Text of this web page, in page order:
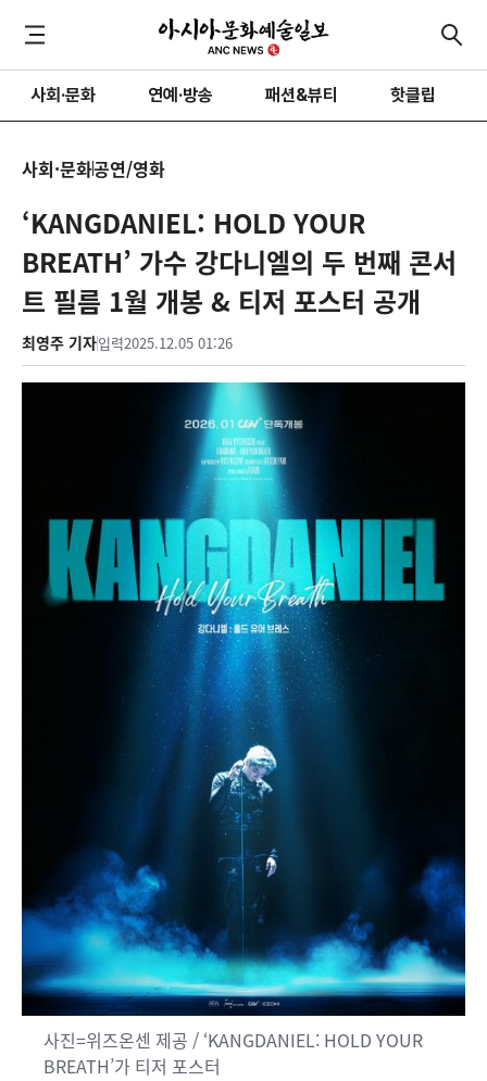
사회·문화 연예·방송 패션&뷰티 핫클립
사회·문화공연/영화
‘KANGDANIEL: HOLD YOUR
BREATH’ 가수 강다니엘의 두 번째 콘서
트 필름 1월 개봉 & 티저 포스터 공개
최영주 기자입력2025.12.05 01:26
사진=위즈온센 제공 / ‘KANGDANIEL: HOLD YOUR
BREATH’가 티저 포스터